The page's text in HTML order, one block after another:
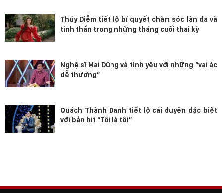
Thúy Diễm tiết lộ bí quyết chăm sóc làn da và
tinh thần trong những tháng cuối thai kỳ
Nghệ sĩ Mai Dũng và tình yêu với những “vai ác
dễ thương”
Quách Thành Danh tiết lộ cái duyên đặc biệt
với bản hit “Tôi là tôi”